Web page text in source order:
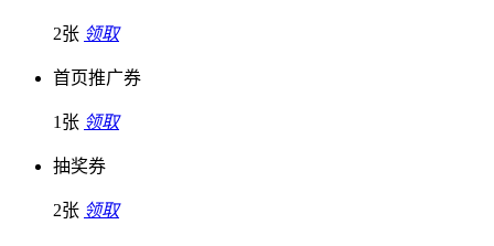
2张 领取
首页推广券
1张 领取
抽奖券
2张 领取